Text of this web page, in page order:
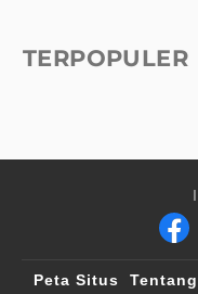
TERPOPULER
Peta Situs